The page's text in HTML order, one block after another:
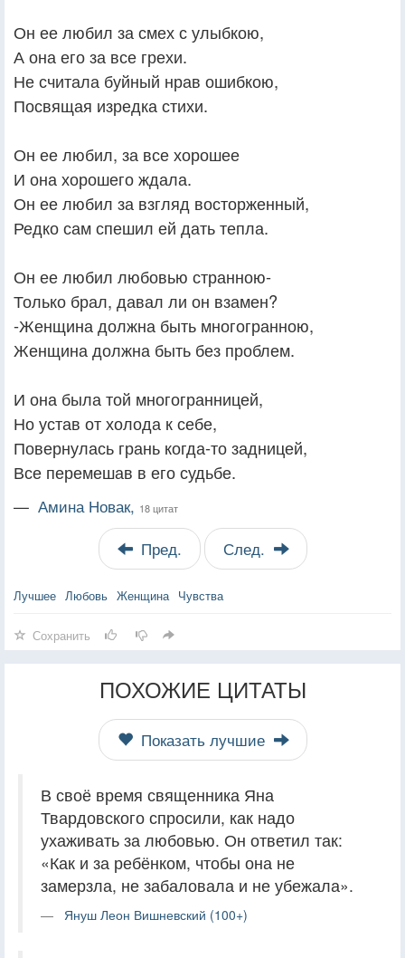
Он ее любил за смех с улыбкою,
А она его за все грехи.
Не считала буйный нрав ошибкою,
Посвящая изредка стихи.
Он ее любил, за все хорошее
И она хорошего ждала.
Он ее любил за взгляд восторженный,
Редко сам спешил ей дать тепла.
Он ее любил любовью странною-
Только брал, давал ли он взамен?
-Женщина должна быть многогранною,
Женщина должна быть без проблем.
И она была той многогранницей,
Но устав от холода к себе,
Повернулась грань когда-то задницей,
Все перемешав в его судьбе.
— Амина Новак, 18 цитат
Пред. След.
Лучшее Любовь Женщина Чувства
Сохранить
ПОХОЖИЕ ЦИТАТЫ
Показать лучшие
В своё время священника Яна
Твардовского спросили, как надо
ухаживать за любовью. Он ответил так:
«Как и за ребёнком, чтобы она не
замерзла, не забаловала и не убежала».
Януш Леон Вишневский (100+)